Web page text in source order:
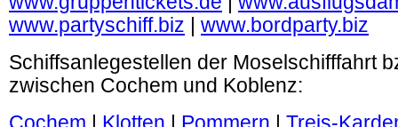
www.partyschiff.biz
www.bordparty.biz
Schiffsanlegestellen der Moselschifffahrt
zwischen Cochem und Koblenz: